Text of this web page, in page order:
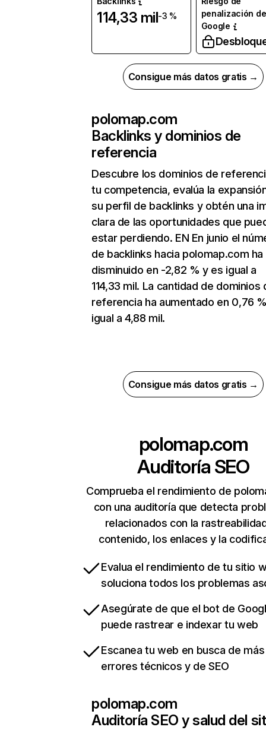
114,33 mil-3 %
penalización de
Google
Consigue más datos gratis →
polomap.com
Backlinks y dominios de
referencia
Descubre los dominios de
tu competencia, evalúa la
su perfil de backlinks y obtén una
clara de las oportunidades que
estar perdiendo. EN En junio el
de backlinks hacia polomap.com ha
disminuido en -2,82 % y es igual a
114,33 mil. La cantidad de dominios
referencia ha aumentado en 0,76
igual a 4,88 mil.
Consigue más datos gratis →
polomap.com
Auditoría SEO
Comprueba el rendimiento de
con una auditoría que detecta
relacionados con la
contenido, los enlaces y la
Evalua el rendimiento de tu sitio
soluciona todos los problemas
Asegúrate de que el bot de
puede rastrear e indexar tu web
Escanea tu web en busca de
errores técnicos y de SEO
polomap.com
Auditoría SEO y salud del